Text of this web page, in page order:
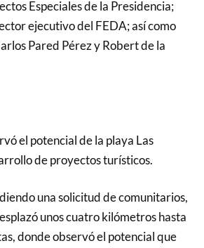
Especiales de la Presidencia;
ejecutivo del FEDA; así como
Pared Pérez y Robert de la
el potencial de la playa Las
de proyectos turísticos.
una solicitud de comunitarios,
unos cuatro kilómetros hasta
donde observó el potencial que